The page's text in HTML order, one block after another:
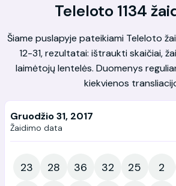
Teleloto 1134
Šiame puslapyje pateikiami Teleloto
12-31, rezultatai: ištraukti skaičiai,
laimėtojų lentelės. Duomenys
kiekvienos
Gruodžio 31, 2017
Žaidimo data
23 28 36 32 25 2